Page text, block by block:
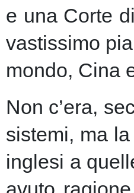
e una Corte
vastissimo
mondo, Cina
Non c’era,
sistemi, ma
inglesi a